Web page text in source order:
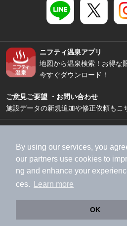
By using our services, you
our partners use cookies to
ng and enhance your
ces.
Learn more
OK
ニフティ温泉アプリ
地図から温泉検索！お得な
今すぐダウンロード！
ご意見ご要望 ・お問い合わせ
施設データの新規追加や修正依頼もこ
加盟店募集（資料請求）
利用規約
ライフスタイル
特定商取引法に基づく表記
運営会社